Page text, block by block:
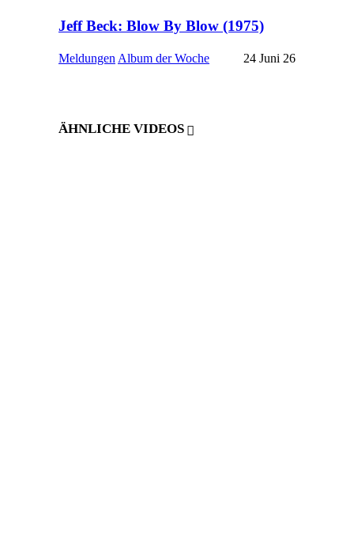
Jeff Beck: Blow By Blow (1975)
Meldungen Album der Woche 24 Juni 26
ÄHNLICHE VIDEOS